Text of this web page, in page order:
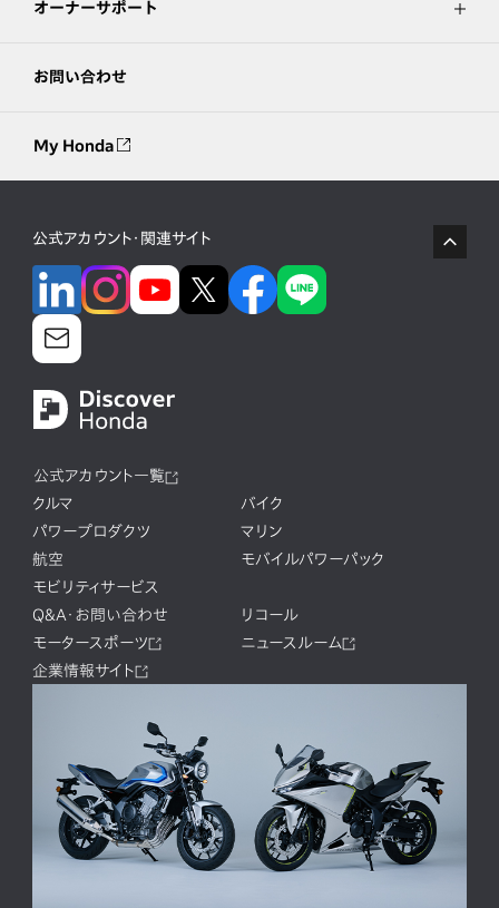
オーナーサポート
お問い合わせ
My Honda
公式アカウント・関連サイト
公式アカウント一覧
クルマ
バイク
パワープロダクツ
マリン
航空
モバイルパワーパック
モビリティサービス
Q&A・お問い合わせ
リコール
モータースポーツ
ニュースルーム
企業情報サイト